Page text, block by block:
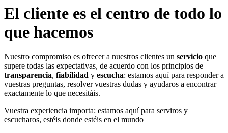
El cliente es el centro de todo lo
que hacemos
Nuestro compromiso es ofrecer a nuestros clientes un servicio que
supere todas las expectativas, de acuerdo con los principios de
transparencia, fiabilidad y escucha: estamos aquí para responder a
vuestras preguntas, resolver vuestras dudas y ayudaros a encontrar
exactamente lo que necesitáis.
Vuestra experiencia importa: estamos aquí para serviros y
escucharos, estéis donde estéis en el mundo